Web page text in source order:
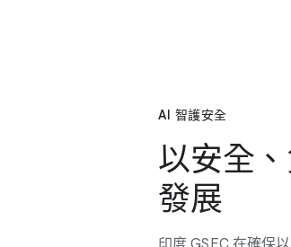
AI 智護​安全
以​安全
發展